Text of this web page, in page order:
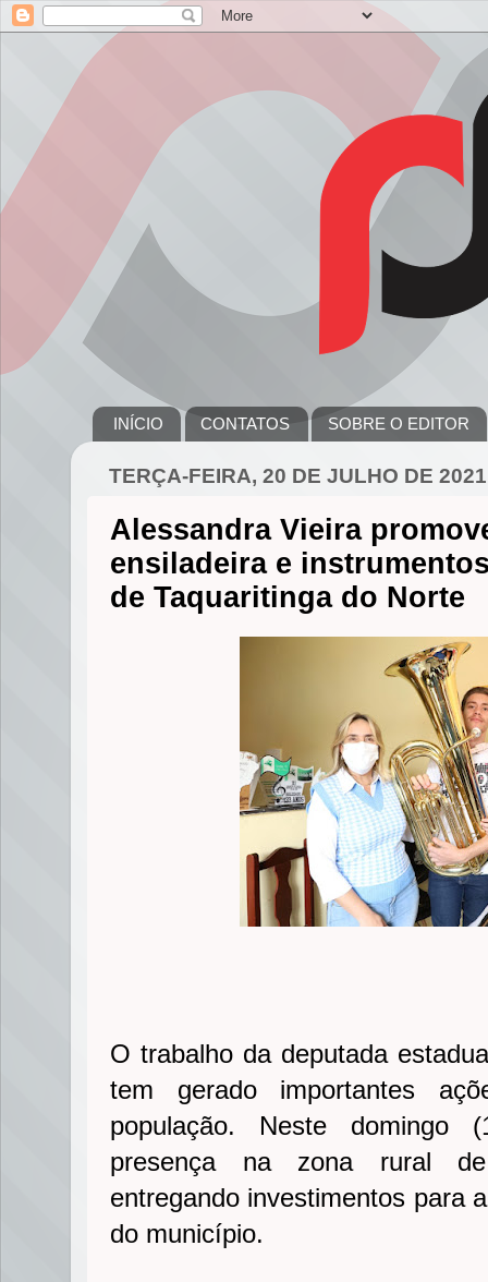
INÍCIO CONTATOS SOBRE O EDITOR
TERÇA-FEIRA, 20 DE JULHO DE 2021
Alessandra Vieira
ensiladeira e
de Taquaritinga do Norte
O trabalho da deputada
tem gerado importantes
população. Neste domingo
presença na zona rural
entregando investimentos para
do município.